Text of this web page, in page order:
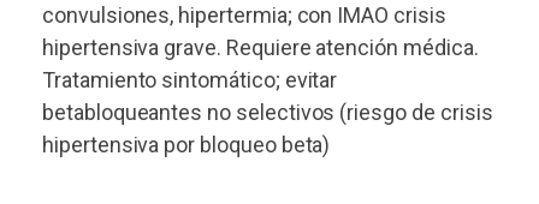
convulsiones, hipertermia; con IMAO crisis
hipertensiva grave. Requiere atención médica.
Tratamiento sintomático; evitar
betabloqueantes no selectivos (riesgo de crisis
hipertensiva por bloqueo beta)